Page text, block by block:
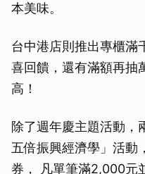
本美味。
台中港店則推出專櫃滿
喜回饋，還有滿額再抽
高！
除了週年慶主題活動，
五倍振興經濟學」活動
券， 凡單筆滿2,000元